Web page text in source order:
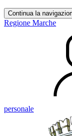
Continua la
Regione Marche
personale